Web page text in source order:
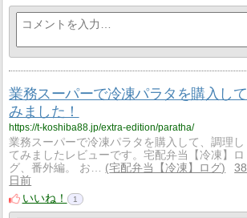
業務スーパーで冷凍パラタを購入して
みました！
https://t-koshiba88.jp/extra-edition/paratha/
業務スーパーで冷凍パラタを購入して、調理し
てみましたレビューです。宅配弁当【冷凍】ロ
グ、番外編。 お…
宅配弁当【冷凍】ログ
38
日前
いいね！
1